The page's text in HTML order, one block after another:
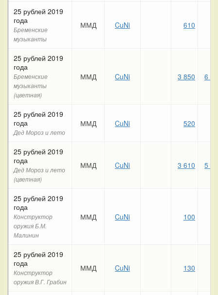
25 рублей 2019
года
Бременские
музыканты
ММД CuNi 610
25 рублей 2019
года
Бременские
музыканты
(цветная)
ММД CuNi 3 850 6
25 рублей 2019
года
Дед Мороз и лето
ММД CuNi 520
25 рублей 2019
года
Дед Мороз и лето
(цветная)
ММД CuNi 3 610 5
25 рублей 2019
года
Конструктор
оружия Б.М.
Малинин
ММД CuNi 100
25 рублей 2019
года
Конструктор
оружия В.Г. Грабин
ММД CuNi 130